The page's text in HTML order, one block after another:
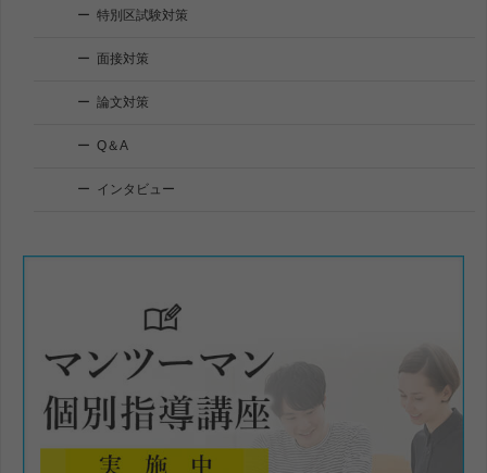
特別区試験対策
面接対策
論文対策
Q＆A
インタビュー